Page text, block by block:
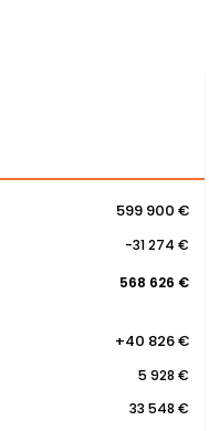
599 900 €
-31 274 €
568 626 €
+40 826 €
5 928 €
33 548 €